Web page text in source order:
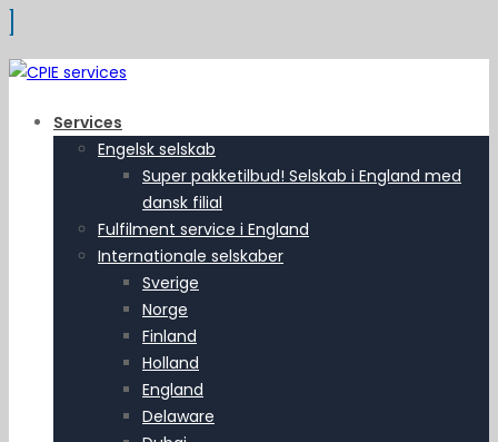
Services
Engelsk selskab
Super pakketilbud! Selskab i England med
dansk filial
Fulfilment service i England
Internationale selskaber
Sverige
Norge
Finland
Holland
England
Delaware